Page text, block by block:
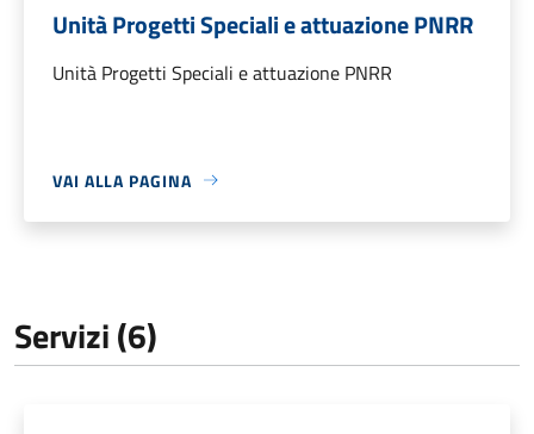
Unità Progetti Speciali e attuazione PNRR
Unità Progetti Speciali e attuazione PNRR
VAI ALLA PAGINA
Servizi (6)